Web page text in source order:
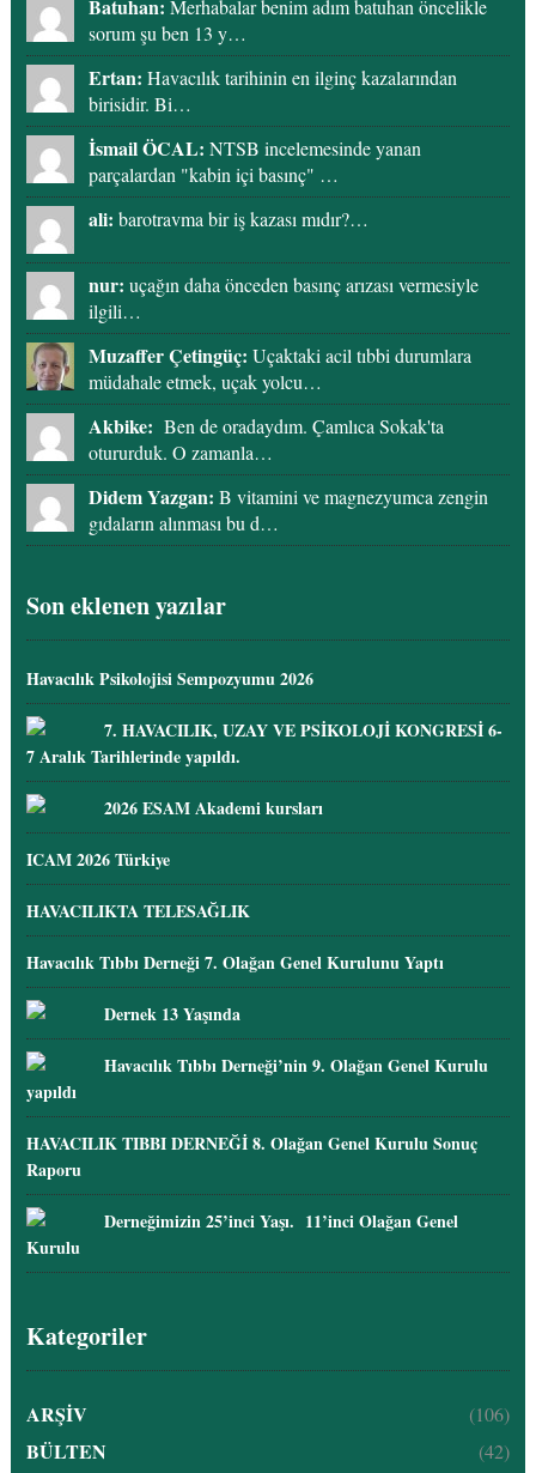
Batuhan: Merhabalar benim adım batuhan öncelikle
sorum şu ben 13 y…
Ertan: Havacılık tarihinin en ilginç kazalarından
birisidir. Bi…
İsmail ÖCAL: NTSB incelemesinde yanan
parçalardan "kabin içi basınç" …
ali: barotravma bir iş kazası mıdır?…
nur: uçağın daha önceden basınç arızası vermesiyle
ilgili…
Muzaffer Çetingüç: Uçaktaki acil tıbbi durumlara
müdahale etmek, uçak yolcu…
Akbike: Ben de oradaydım. Çamlıca Sokak'ta
otururduk. O zamanla…
Didem Yazgan: B vitamini ve magnezyumca zengin
gıdaların alınması bu d…
Son eklenen yazılar
Havacılık Psikolojisi Sempozyumu 2026
7. HAVACILIK, UZAY VE PSİKOLOJİ KONGRESİ 6-
7 Aralık Tarihlerinde yapıldı.
2026 ESAM Akademi kursları
ICAM 2026 Türkiye
HAVACILIKTA TELESAĞLIK
Havacılık Tıbbı Derneği 7. Olağan Genel Kurulunu Yaptı
Dernek 13 Yaşında
Havacılık Tıbbı Derneği’nin 9. Olağan Genel Kurulu
yapıldı
HAVACILIK TIBBI DERNEĞİ 8. Olağan Genel Kurulu Sonuç
Raporu
Derneğimizin 25’inci Yaşı. 11’inci Olağan Genel
Kurulu
Kategoriler
ARŞİV (106)
BÜLTEN (42)